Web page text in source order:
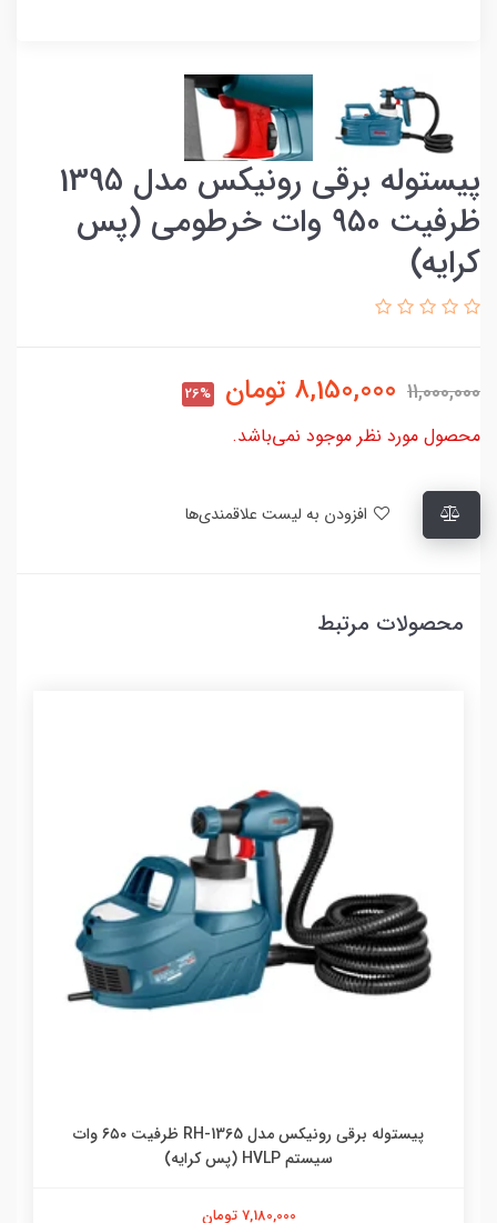
پیستوله برقی رونیکس مدل 1395
ظرفیت ۹۵۰ وات خرطومی (پس
کرایه)
11,000,000
8,150,000 تومان 26%
محصول مورد نظر موجود نمی‌باشد.
محصولات مرتبط
پیستوله برقی رونیکس مدل RH-1365 ظرفیت ۶۵۰ وات
سیستم HVLP (پس کرایه)
7,180,000 تومان